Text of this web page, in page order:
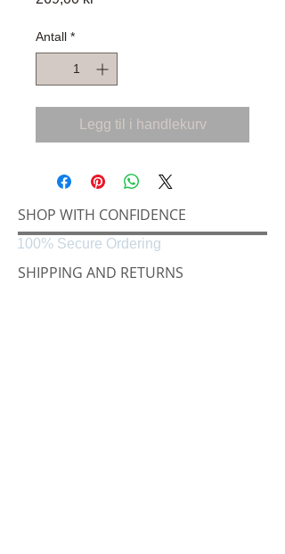
Antall *
Legg til i handlekurv
SHOP WITH CONFIDENCE
SHIPPING AND RETURNS
100% Secure Ordering